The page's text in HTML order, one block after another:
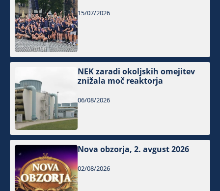
15/07/2026
NEK zaradi okoljskih omejitev
znižala moč reaktorja
06/08/2026
Nova obzorja, 2. avgust 2026
02/08/2026